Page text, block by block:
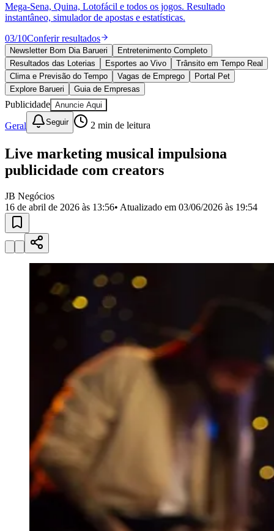
Política
Esportes
Saúde
Segurança
Cultura
Meio Ambiente
Obras
Educação
Bairros de Barueri
Selecione sua região Para notícias da sua região
JubranBelval
VistaCalifórniaCarapicuíbaCentroChácaras MarcoCidades da
Região
Militar
Califórnia Jardim dos Altos
Esperança Jardim Graziela
Jardim São Pedro Jardim São Silvestre
Jardim Tupanci
Parque Imperial Parque Santa Luzia
Vila Boa Vista
Vila Nossa Sra. da
Votupoca
Anuncie no Portal
Guia de Empresas
Divulgar Vagas
Novo
Publicidade Legal
Negócios Regionais
Turismo
Segurança Regional
Hospitais Estaduais
Parques & Represas
Cidades da Região
Santana de Parnaíba OsascoCarapicuíbaJandiraItapevi
AraçariguamaCajamar Caieiras
Franco da
Mega-Sena, Quina, Lotofácil e todos os jogos. Resultado
instantâneo, simulador de apostas e estatísticas.
03/10Conferir resultados
Newsletter Bom Dia Barueri
Entretenimento Completo
Resultados das Loterias
Esportes ao Vivo
Trânsito em Tempo Real
Clima e Previsão do Tempo
Vagas de Emprego
Portal Pet
Explore Barueri
Guia de Empresas
Publicidade Anuncie Aqui
Geral Seguir 2 min de leitura
Live marketing musical impulsiona
publicidade com creators
JB Negócios
16 de abril de 2026 às 13:56• Atualizado em 03/06/2026 às 19:54